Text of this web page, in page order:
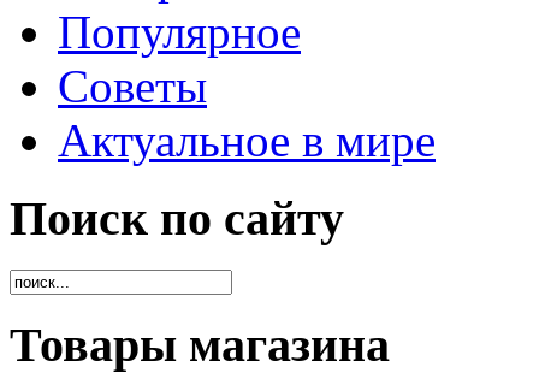
Популярное
Советы
Актуальное в мире
Поиск по сайту
Товары магазина